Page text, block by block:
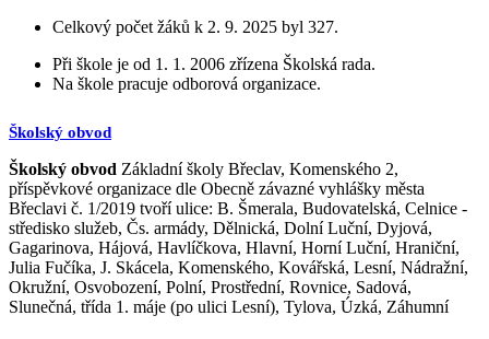
Celkový počet žáků k 2. 9. 2025 byl 327.
Při škole je od 1. 1. 2006 zřízena Školská rada.
Na škole pracuje odborová organizace.
Školský obvod
Školský obvod Základní školy Břeclav, Komenského 2,
příspěvkové organizace dle Obecně závazné vyhlášky města
Břeclavi č. 1/2019 tvoří ulice: B. Šmerala, Budovatelská, Celnice -
středisko služeb, Čs. armády, Dělnická, Dolní Luční, Dyjová,
Gagarinova, Hájová, Havlíčkova, Hlavní, Horní Luční, Hraniční,
Julia Fučíka, J. Skácela, Komenského, Kovářská, Lesní, Nádražní,
Okružní, Osvobození, Polní, Prostřední, Rovnice, Sadová,
Slunečná, třída 1. máje (po ulici Lesní), Tylova, Úzká, Záhumní